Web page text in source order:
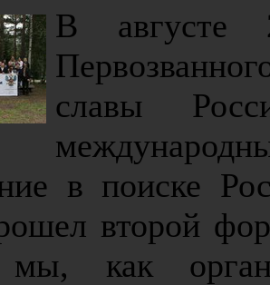
В августе
славы
в поиске
второй
мы, как